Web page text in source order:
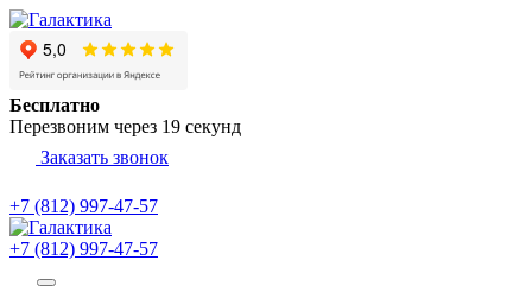
Бесплатно
Перезвоним через 19 секунд
Заказать звонок
+7 (812) 997-47-57
+7 (812) 997-47-57